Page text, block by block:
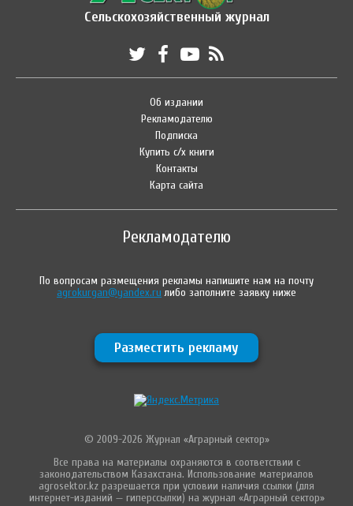
Сельскохозяйственный журнал
Об издании
Рекламодателю
Подписка
Купить с/х книги
Контакты
Карта сайта
Рекламодателю
По вопросам размещения рекламы напишите нам на почту
agrokurgan@yandex.ru либо заполните заявку ниже
Разместить рекламу
© 2009-2026 Журнал «Аграрный сектор»
Все права на материалы охраняются в соответствии с
законодательством Казахстана. Использование материалов
agrosektor.kz разрешается при условии наличия ссылки (для
интернет-изданий — гиперссылки) на журнал «Аграрный сектор»